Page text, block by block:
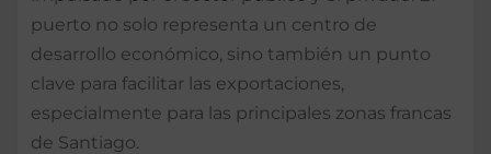
puerto no solo representa un centro de
desarrollo económico, sino también un punto
clave para facilitar las exportaciones,
especialmente para las principales zonas francas
de Santiago.